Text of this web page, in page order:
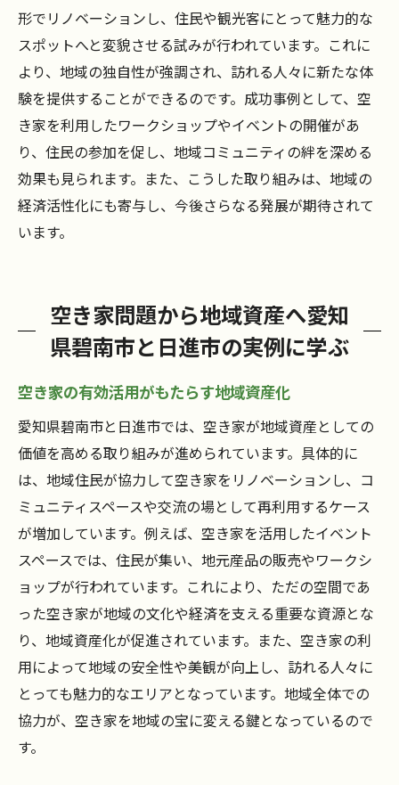
形でリノベーションし、住民や観光客にとって魅力的な
スポットへと変貌させる試みが行われています。これに
より、地域の独自性が強調され、訪れる人々に新たな体
験を提供することができるのです。成功事例として、空
き家を利用したワークショップやイベントの開催があ
り、住民の参加を促し、地域コミュニティの絆を深める
効果も見られます。また、こうした取り組みは、地域の
経済活性化にも寄与し、今後さらなる発展が期待されて
います。
空き家問題から地域資産へ愛知
県碧南市と日進市の実例に学ぶ
空き家の有効活用がもたらす地域資産化
愛知県碧南市と日進市では、空き家が地域資産としての
価値を高める取り組みが進められています。具体的に
は、地域住民が協力して空き家をリノベーションし、コ
ミュニティスペースや交流の場として再利用するケース
が増加しています。例えば、空き家を活用したイベント
スペースでは、住民が集い、地元産品の販売やワークシ
ョップが行われています。これにより、ただの空間であ
った空き家が地域の文化や経済を支える重要な資源とな
り、地域資産化が促進されています。また、空き家の利
用によって地域の安全性や美観が向上し、訪れる人々に
とっても魅力的なエリアとなっています。地域全体での
協力が、空き家を地域の宝に変える鍵となっているので
す。